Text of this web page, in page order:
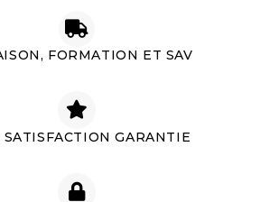
FORMATION ET SAV
SATISFACTION GARANTIE